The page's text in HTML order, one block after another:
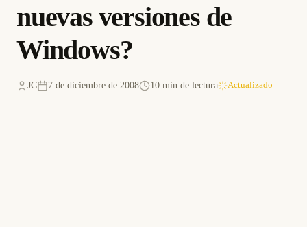
nuevas versiones de
Windows?
JC 7 de diciembre de 2008 10 min de lectura Actualizado